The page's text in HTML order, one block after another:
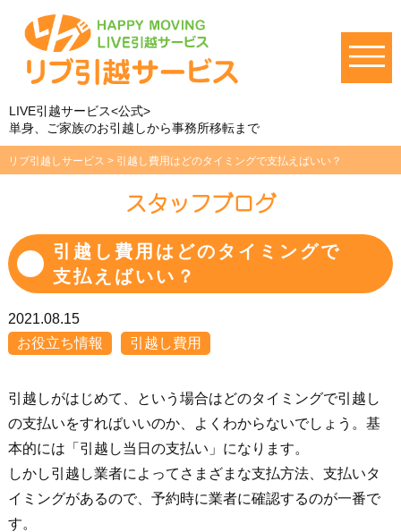
LIVE引越サービス<公式>
単身、ご家族のお引越しから事務所移転まで
リブ引越しサービス > 引越し費用はどのタイミングで支払えばいい？
スタッフブログ
引越し費用はどのタイミングで
支払えばいい？
2021.08.15
お役立ち情報
引越し費用
引越しがはじめて、という場合はどのタイミングで引越し
の支払いをすればいいのか、よくわからないでしょう。基
本的には「引越し当日の支払い」になります。
しかし引越し業者によってさまざまな支払方法、支払いタ
イミングがあるので、予約時に業者に確認するのが一番で
す。